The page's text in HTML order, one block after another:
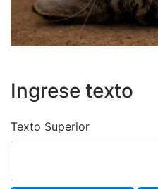
Ingrese texto
Texto Superior